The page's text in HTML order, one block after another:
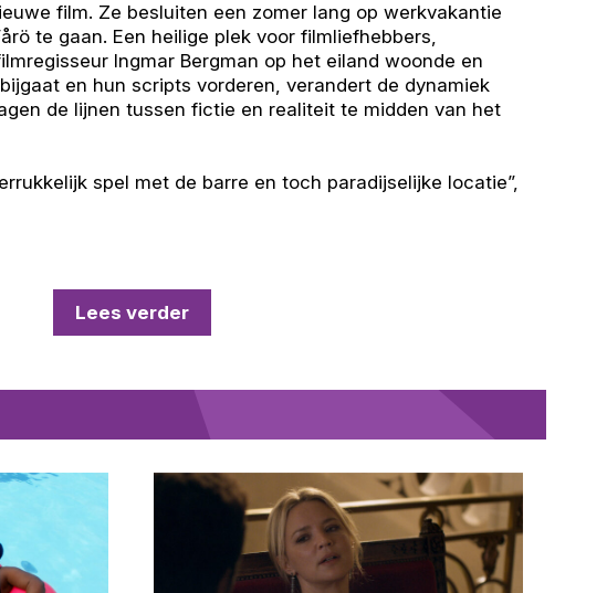
film. Ze besluiten een zomer lang op werkvakantie
te gaan. Een heilige plek voor filmliefhebbers,
Ingmar Bergman op het eiland woonde en
en hun scripts vorderen, verandert de dynamiek
de lijnen tussen fictie en realiteit te midden van het
spel met de barre en toch paradijselijke locatie”,
Lees verder